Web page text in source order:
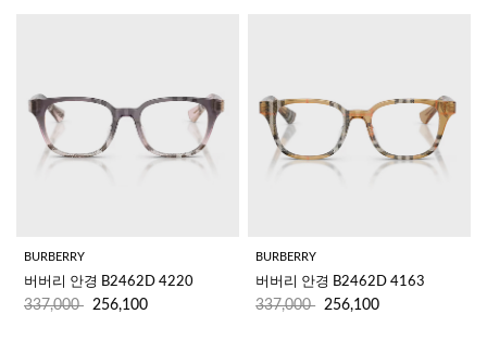
BURBERRY
버버리 안경 B2462D 4220
337,000 256,100
BURBERRY
버버리 안경 B2462D 4163
337,000 256,100